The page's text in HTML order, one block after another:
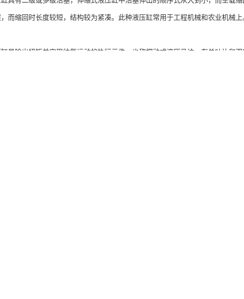
而缩回时长度较短，结构较为紧凑。此种液压缸常用于工程机械和农业机械上
是输出扭矩并实现往复运动的执行元件，也称摆动式液压马达。有单叶片和